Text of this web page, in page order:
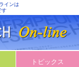
インは
す
トピックス